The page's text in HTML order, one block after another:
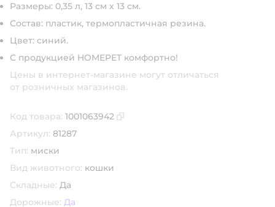
Размеры: 0,35 л, 13 см х 13 см.
Состав: пластик, термопластичная резина.
Цвет: синий.
С продукцией HOMEPET комфортно!
Цены в интернет-магазине могут отличаться
от розничных магазинов.
Код товара: 1001063942
Артикул: 81287
Тип: миски
Вид животного: кошки
Складные: Да
Дорожные: Да